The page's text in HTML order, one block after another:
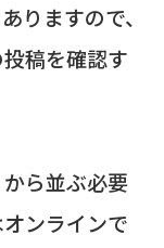
りますので、
稿を確認す
ら並ぶ必要
ンラインで